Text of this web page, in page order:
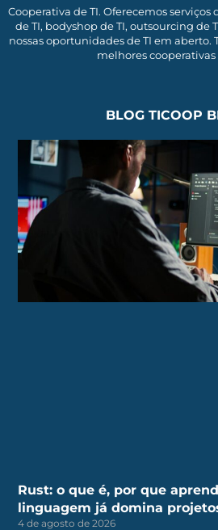
Cooperativa de TI. Oferecemos serviços
de TI, bodyshop de TI, outsourcing de
nossas oportunidades de TI em aberto.
melhores cooperativas
BLOG TICOOP
Rust: o que é, por que
linguagem já domina
4 de agosto de 2026